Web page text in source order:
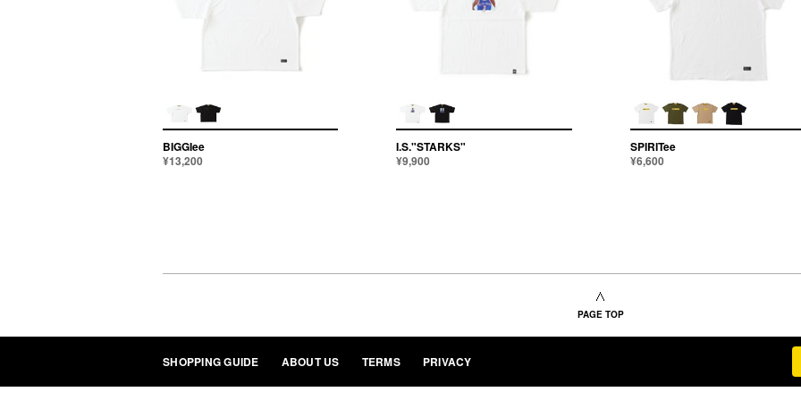
BIGGIee
¥13,200
I.S."STARKS"
¥9,900
SPIRITee
¥6,600
PAGE TOP
SHOPPING GUIDE ABOUT US TERMS PRIVACY